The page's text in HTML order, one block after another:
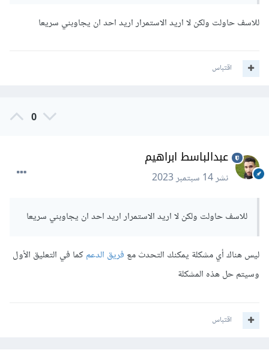
أما ان كان لا بد، يمكنك التنسيق مع فريق الدعم بخصوص المشكلة
للاسف حاولت ولكن لا اريد الاستمرار اريد احد ان يجاوبني سريعا
اقتباس
0
عبدالباسط ابراهيم
نشر14 سبتمبر 2023
للاسف حاولت ولكن لا اريد الاستمرار اريد احد ان يجاوبني سريعا
ليس هناك أي مشكلة يمكنك التحدث مع فريق الدعمكما في التعليق الأول
وسيتم حل هذه المشكلة
اقتباس